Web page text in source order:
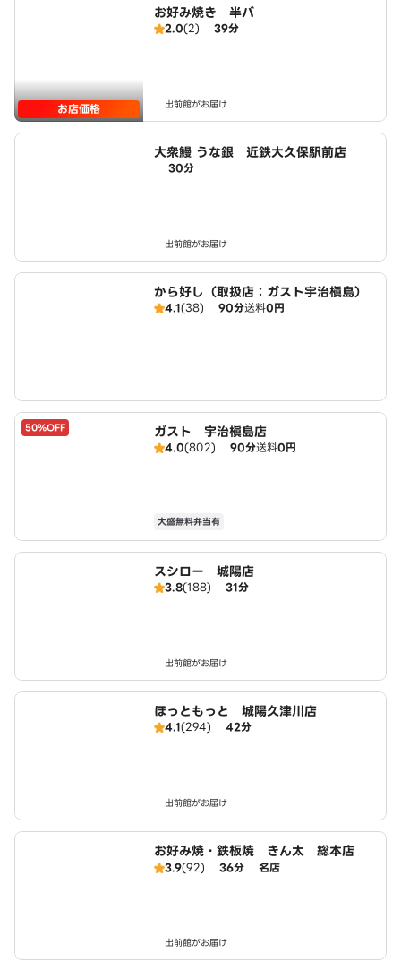
お店価格
お好み焼き 半バ
2.0(2) 39分
出前館がお届け
大衆鰻 うな銀 近鉄大久保駅前店
30分
出前館がお届け
から好し（取扱店：ガスト宇治槇島）
4.1(38) 90分送料0円
50%OFF ガスト 宇治槇島店
4.0(802) 90分送料0円
大盛無料弁当有
スシロー 城陽店
3.8(188) 31分
出前館がお届け
ほっともっと 城陽久津川店
4.1(294) 42分
出前館がお届け
お好み焼・鉄板焼 きん太 総本店
3.9(92) 36分 名店
出前館がお届け